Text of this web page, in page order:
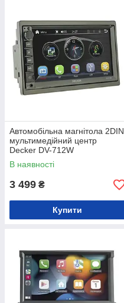
Автомобільна магнітола 2DIN
мультимедійний центр
Decker DV-712W
В наявності
3 499 ₴
Купити